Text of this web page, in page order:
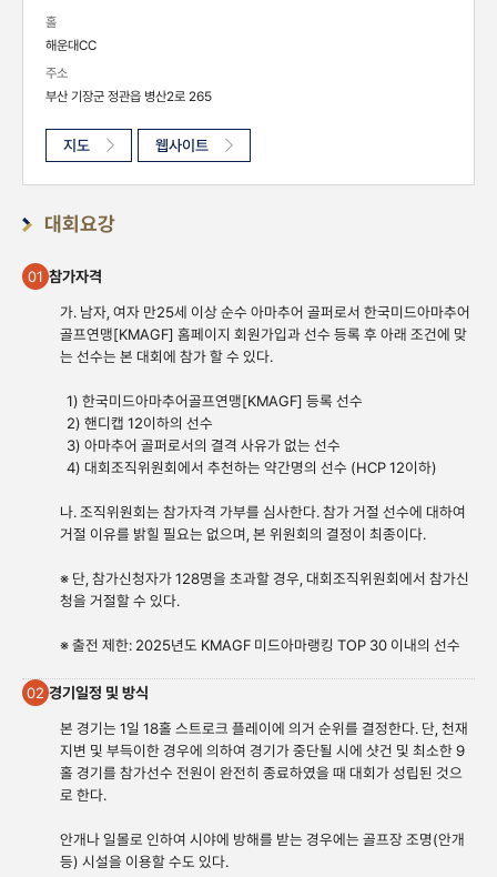
홀
해운대CC
주소
부산 기장군 정관읍 병산2로 265
지도 웹사이트
대회요강
01 참가자격
가. 남자, 여자 만25세 이상 순수 아마추어 골퍼로서 한국미드아마추어
골프연맹[KMAGF] 홈페이지 회원가입과 선수 등록 후 아래 조건에 맞
는 선수는 본 대회에 참가 할 수 있다.
1) 한국미드아마추어골프연맹[KMAGF] 등록 선수
2) 핸디캡 12이하의 선수
3) 아마추어 골퍼로서의 결격 사유가 없는 선수
4) 대회조직위원회에서 추천하는 약간명의 선수 (HCP 12이하)
나. 조직위원회는 참가자격 가부를 심사한다. 참가 거절 선수에 대하여
거절 이유를 밝힐 필요는 없으며, 본 위원회의 결정이 최종이다.
※ 단, 참가신청자가 128명을 초과할 경우, 대회조직위원회에서 참가신
청을 거절할 수 있다.
※ 출전 제한: 2025년도 KMAGF 미드아마랭킹 TOP 30 이내의 선수
02 경기일정 및 방식
본 경기는 1일 18홀 스트로크 플레이에 의거 순위를 결정한다. 단, 천재
지변 및 부득이한 경우에 의하여 경기가 중단될 시에 샷건 및 최소한 9
홀 경기를 참가선수 전원이 완전히 종료하였을 때 대회가 성립된 것으
로 한다.
안개나 일몰로 인하여 시야에 방해를 받는 경우에는 골프장 조명(안개
등) 시설을 이용할 수도 있다.